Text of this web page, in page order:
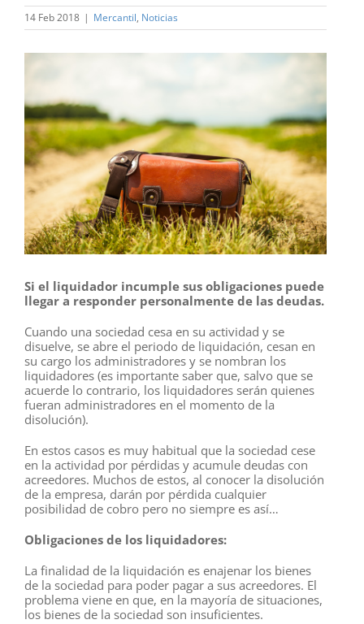
14 Feb 2018 | Mercantil, Noticias
Ver
grande
Si el liquidador incumple sus obligaciones puede
llegar a responder personalmente de las deudas.
Cuando una sociedad cesa en su actividad y se
disuelve, se abre el periodo de liquidación, cesan en
su cargo los administradores y se nombran los
liquidadores (es importante saber que, salvo que se
acuerde lo contrario, los liquidadores serán quienes
fueran administradores en el momento de la
disolución).
En estos casos es muy habitual que la sociedad cese
en la actividad por pérdidas y acumule deudas con
acreedores. Muchos de estos, al conocer la disolución
de la empresa, darán por pérdida cualquier
posibilidad de cobro pero no siempre es así…
Obligaciones de los liquidadores:
La finalidad de la liquidación es enajenar los bienes
de la sociedad para poder pagar a sus acreedores. El
problema viene en que, en la mayoría de situaciones,
los bienes de la sociedad son insuficientes.